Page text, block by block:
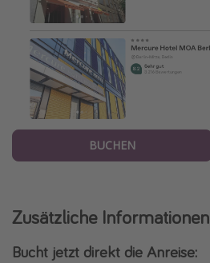
BUCHEN
Zusätzliche Informationen
Bucht jetzt direkt die Anreise: